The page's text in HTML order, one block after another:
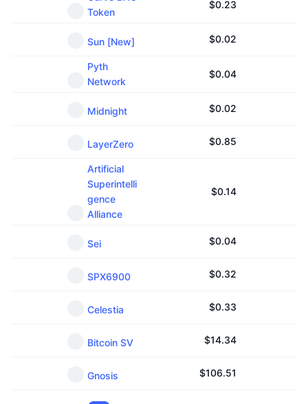
Token
$0.23
Sun [New] $0.02
Pyth
Network
$0.04
Midnight $0.02
LayerZero $0.85
Artificial
Superintelli
gence
Alliance
$0.14
Sei $0.04
SPX6900 $0.32
Celestia $0.33
Bitcoin SV $14.34
Gnosis $106.51